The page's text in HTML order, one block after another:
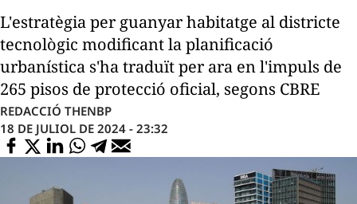
L'estratègia per guanyar habitatge al districte
tecnològic modificant la planificació
urbanística s'ha traduït per ara en l'impuls de
265 pisos de protecció oficial, segons CBRE
REDACCIÓ THENBP
18 DE JULIOL DE 2024 - 23:32